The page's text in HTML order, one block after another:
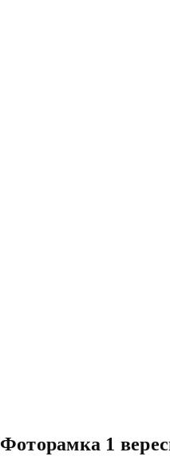
Фоторамка 1